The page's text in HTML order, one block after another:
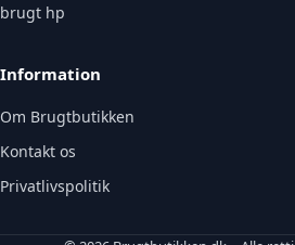
brugt hp
Information
Om Brugtbutikken
Kontakt os
Privatlivspolitik